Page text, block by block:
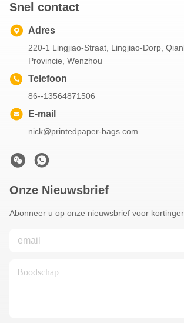
Snel contact
Adres
220-1 Lingjiao-Straat, Lingjiao-Dorp,
Provincie, Wenzhou
Telefoon
86--13564871506
E-mail
nick@printedpaper-bags.com
Onze Nieuwsbrief
Abonneer u op onze nieuwsbrief voor